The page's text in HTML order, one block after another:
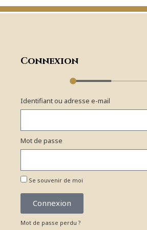
Connexion
Identifiant ou adresse e-mail
Mot de passe
Se souvenir de moi
Connexion
Mot de passe perdu ?